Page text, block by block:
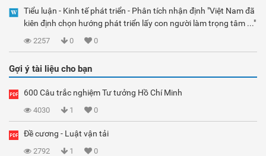
Tiểu luận - Kinh tế phát triển - Phân tích nhận định "Việt Nam đã
kiên định chọn hướng phát triển lấy con người làm trọng tâm ..."
2257 0 0
Gợi ý tài liệu cho bạn
600 Câu trắc nghiệm Tư tưởng Hồ Chí Minh
4030 1 0
Đề cương - Luật vận tải
2792 1 0